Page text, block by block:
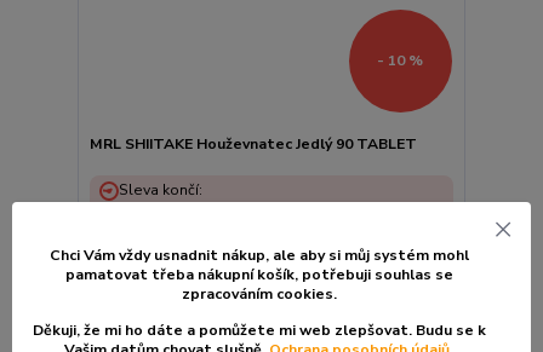
- 10 %
MRL SHIITAKE Houževnatec Jedlý 90 TABLET
590 Kč
531 Kč /Ks
474 Kč
Sleva končí:
Přidat do košíku
Chci Vám vždy usnadnit nákup, ale aby si můj systém mohl
pamatovat třeba nákupní košík, potřebuji souhlas se
zpracováním cookies.
Děkuji, že mi ho dáte a pomůžete mi web zlepšovat. Budu se k